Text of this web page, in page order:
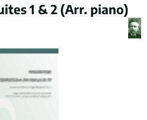
1 & 2 (Arr. piano)